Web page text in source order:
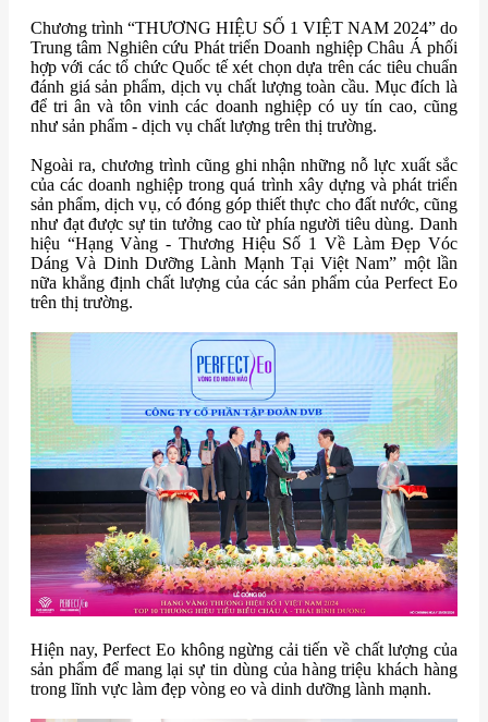
Chương trình “THƯƠNG HIỆU SỐ 1 VIỆT NAM 2024” do
Trung tâm Nghiên cứu Phát triển Doanh nghiệp Châu Á phối
hợp với các tổ chức Quốc tế xét chọn dựa trên các tiêu chuẩn
đánh giá sản phẩm, dịch vụ chất lượng toàn cầu. Mục đích là
để tri ân và tôn vinh các doanh nghiệp có uy tín cao, cũng
như sản phẩm - dịch vụ chất lượng trên thị trường.
Ngoài ra, chương trình cũng ghi nhận những nỗ lực xuất sắc
của các doanh nghiệp trong quá trình xây dựng và phát triển
sản phẩm, dịch vụ, có đóng góp thiết thực cho đất nước, cũng
như đạt được sự tin tưởng cao từ phía người tiêu dùng. Danh
hiệu “Hạng Vàng - Thương Hiệu Số 1 Về Làm Đẹp Vóc
Dáng Và Dinh Dưỡng Lành Mạnh Tại Việt Nam” một lần
nữa khẳng định chất lượng của các sản phẩm của Perfect Eo
trên thị trường.
Hiện nay, Perfect Eo không ngừng cải tiến về chất lượng của
sản phẩm để mang lại sự tin dùng của hàng triệu khách hàng
trong lĩnh vực làm đẹp vòng eo và dinh dưỡng lành mạnh.